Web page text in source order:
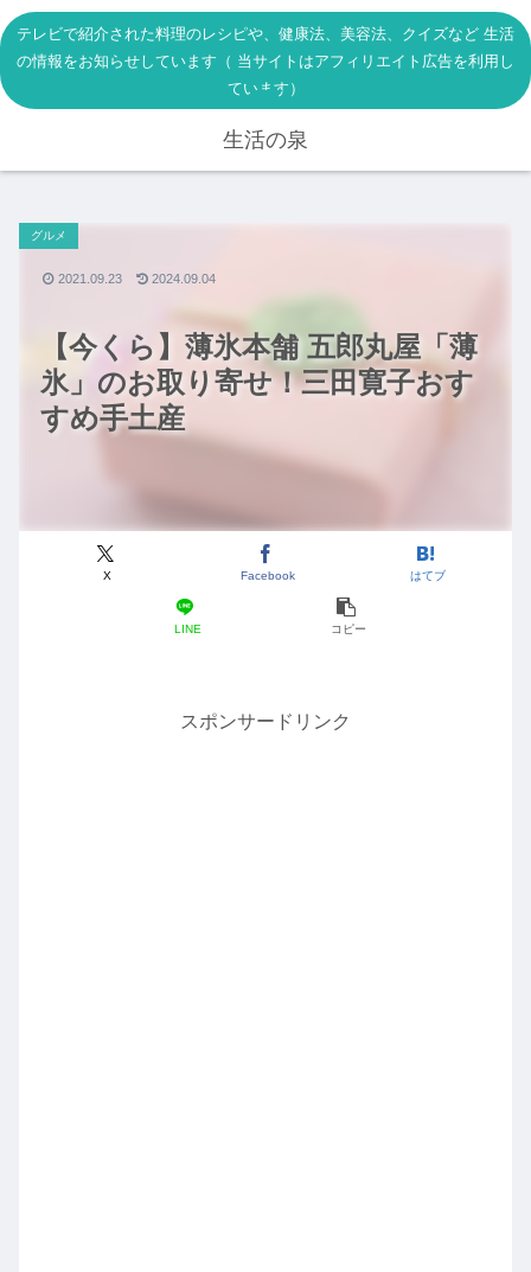
テレビで紹介された料理のレシピや、健康法、美容法、クイズなど 生活
の情報をお知らせしています（ 当サイトはアフィリエイト広告を利用し
ています）
生活の泉
【今くら】薄氷本舗 五郎丸屋「薄
氷」のお取り寄せ！三田寛子おす
すめ手土産
グルメ
X Facebook はてブ
LINE コピー
2021.09.23 2024.09.04
スポンサードリンク